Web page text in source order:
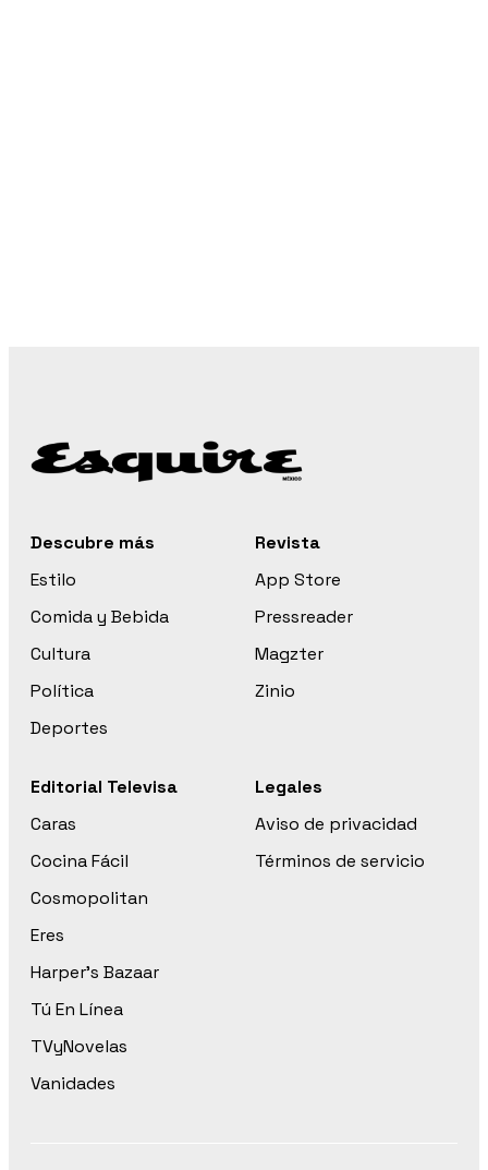
Descubre más
Estilo
Comida y Bebida
Cultura
Política
Deportes
Revista
App Store
Pressreader
Magzter
Zinio
Editorial Televisa
Caras
Cocina Fácil
Cosmopolitan
Eres
Harper’s Bazaar
Tú En Línea
TVyNovelas
Vanidades
Legales
Aviso de privacidad
Términos de servicio